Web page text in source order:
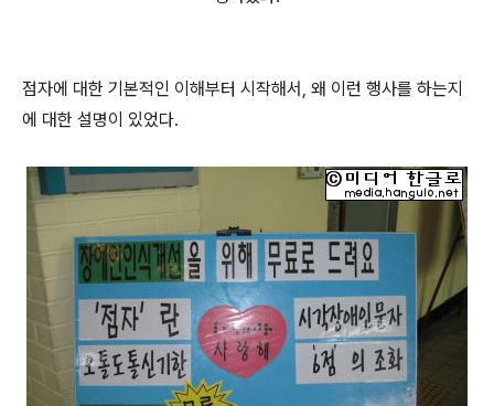
점자에 대한 기본적인 이해부터 시작해서, 왜 이런 행사를 하는지
에 대한 설명이 있었다.